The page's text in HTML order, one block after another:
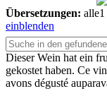
Übersetzungen: alle1
einblenden
Dieser Wein hat ein
gekostet haben. Ce
avons dégusté